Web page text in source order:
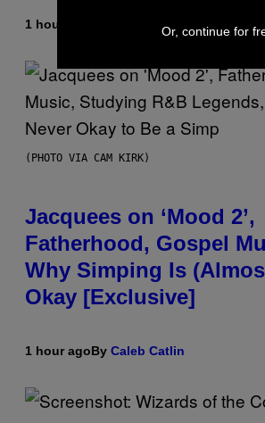
1 hour ago Denny Connolly
(PHOTO VIA CAM KIRK)
Jacquees on ‘Mood 2’,
Fatherhood, Gospel
Why Simping Is
Okay [Exclusive]
1 hour agoBy Caleb Catlin
Or, continue for